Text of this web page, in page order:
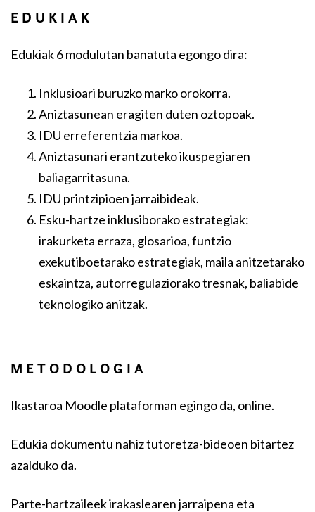
EDUKIAK
Edukiak 6 modulutan banatuta egongo dira:
Inklusioari buruzko marko orokorra.
Aniztasunean eragiten duten oztopoak.
IDU erreferentzia markoa.
Aniztasunari erantzuteko ikuspegiaren
baliagarritasuna.
IDU printzipioen jarraibideak.
Esku-hartze inklusiborako estrategiak:
irakurketa erraza, glosarioa, funtzio
exekutiboetarako estrategiak, maila anitzetarako
eskaintza, autorregulaziorako tresnak, baliabide
teknologiko anitzak.
METODOLOGIA
Ikastaroa Moodle plataforman egingo da, online.
Edukia dokumentu nahiz tutoretza-bideoen bitartez
azalduko da.
Parte-hartzaileek irakaslearen jarraipena eta